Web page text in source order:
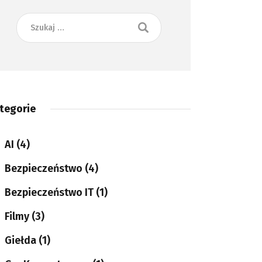
AI (4)
Bezpieczeństwo (4)
Bezpieczeństwo IT(1)
Filmy(3)
Giełda(1)